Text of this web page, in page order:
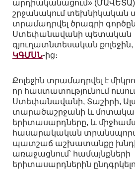
արդիականացում»
շրջանակում տեխնիկական
տրամադրվել ծրագրի
Ստեփանավանի պետական
գյուղատնտեսական քոլեջին,
ԿԳՄՍՆ-ից։
Քոլեջին տրամադրվել է
որ հաստատությունում
Ստեփանավանի, Տաշիրի,
տարածաշրջանի և մոտակա
երիտասարդները, և
հասարակական
պատշաճ աշխատանքը
առաջացնում՝ համայնքների
երիտասարդներին